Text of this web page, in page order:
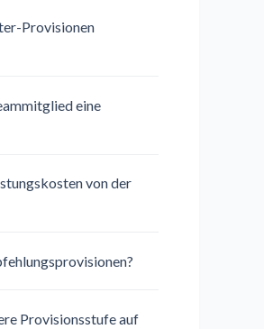
Provisionen
eine
von der
Provisionsstufe auf